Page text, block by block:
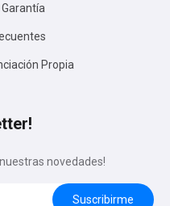
Propia
novedades!
Suscribirme